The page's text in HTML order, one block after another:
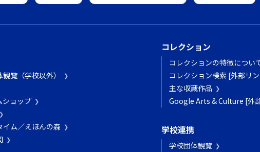
覧（学校以外）
ショップ
イム／えほんの森
コレクション
コレクションの特徴につい
コレクション検索 [外部リ
主な収蔵作品
Google Arts & Culture [外
学校連携
学校団体観覧